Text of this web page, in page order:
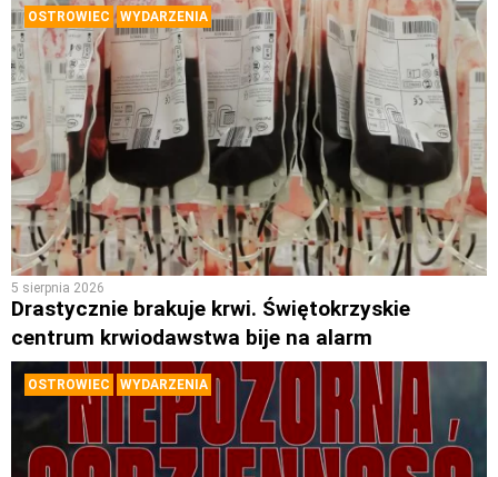
OSTROWIEC WYDARZENIA
5 sierpnia 2026
Drastycznie brakuje krwi. Świętokrzyskie
centrum krwiodawstwa bije na alarm
OSTROWIEC WYDARZENIA